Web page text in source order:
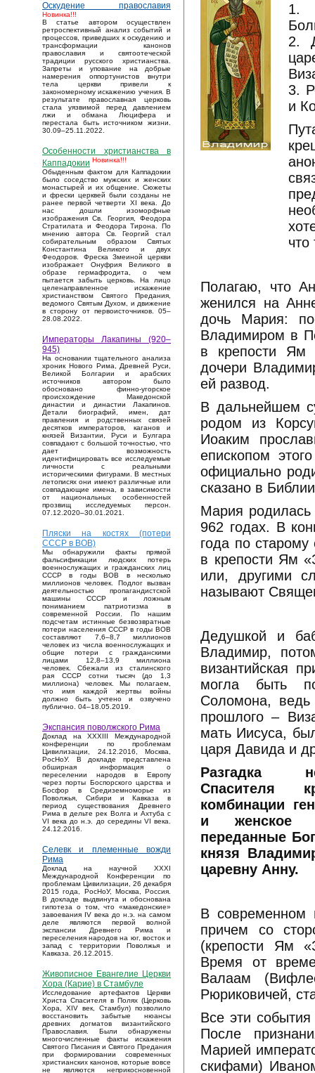
Оскудение православия
Новинка!!!
В статье автором осуществлен
ретроспективный анализ событий и
процессов, приведших к оскудению и
трансформации канонов
православия и святоотеческой
традиции русского христианства.
Запреты и упование на добрые
намерения оппортунистов внутри
тела церкви привели к
закономерному искажению учения. В
результате православная церковь
стала уязвимой перед давлением
лжи и обмана Люцифера и
перестала быть источником жизни.
30.09–25.11.2022.
Особенности христианства в
Каппадокии Новинка!!!
Обыденным фактом для Каппадокии
было соседство мужских и женских
монастырей и их общение. Сюжеты
и фрески церквей были созданы не
ранее первой четверти XI века. До
нас дошли изоморфные
изображения Св. Георгия, Феодора
Стратилата и Феодора Тирона. По
мнению автора Св. Георгий стал
собирательным образом Святых
Константина Великого и двух
Феодоров. Фреска Змеиной церкви
изображает Онуфрия Великого в
образе гермафродита, о чем
пытается забыть церковь. На лицо
целенаправленное искажение
христианством Святого Предания,
ведомого Святым Духом, и движение
в сторону от первоисточников. 05–
28.08.2022.
Императоры Лакапины (920–
945)
На основании тщательного анализа
хроник Нового Рима, Древней Руси,
Великой Болгарии и арабских
источников автором было
обосновано финно-угорское
происхождение Македонской
династии и династии Лакапинов.
Детали биографий, имен, дат
правления и родственных связей
десятков императоров, каганов и
князей Византии, Руси и Булгара
совпадают с большой точностью, что
дает возможность
идентифицировать все исследуемые
личности с реальными
историческими фигурами. В местных
летописях они имеют различные или
совпадающие имена, в зависимости
от национальных особенностей
прозвищ исследуемых персон.
07.12.2020–30.01.2021.
Пляски на костях (потери
СССР в ВОВ)
Мы обнаружили факты прямой
фальсификации людских потерь
военнослужащих и гражданских лиц
СССР в годы ВОВ в несколько
миллионов человек. Подлог вызван
деятельностью пропагандистской
машины СССР и ложным
пониманием патриотизма в
современной России. По нашим
подсчетам истинные безвозвратные
потери населения СССР в годы ВОВ
составляют 7,6–8,7 миллионов
человек из числа военнослужащих и
общие потери с гражданскими
лицами 12,8–13,9 миллиона
человек. Сбежали из сталинского
рая СССР сотни тысяч (до 1,3
миллиона) человек. Мы полагаем,
что имя каждой жертвы войны
должно быть учтено и озвучено
публично. 04–18.05.2019.
Экспансия поволжского Рима
Доклад на XXXIII Международной
конференции по проблемам
Цивилизации, 24.12.2016, Москва,
РосНоУ. В докладе представлена
обширная информация о
переселении народов в Европу
через порты Боспорского царства и
Босфор в Средиземноморье из
Поволжья, Сибири и Кавказа в
период существования Древнего
Рима в дельте рек Волга и Ахтуба с
VI века до н.э. до середины VI века.
24.12.2016.
Селевк и племенные вожди
Рима
Доклад на научной XXXI
Международной Конференции по
проблемам Цивилизации, 26 декабря
2015 года, РосНоУ, Москва, Россия.
В докладе выдвинута и обоснована
гипотеза о том, что «македонские»
завоевания IV века до н.э. на самом
деле являются первой волной
экспансии Древнего Рима и
переселения народов на юг, восток и
запад с территории Поволжья и
Кавказа. 26.12.2015.
Живописное Евангелие Церкви
Хора (Карие) в Стамбуле
Исследование артефактов Церкви
Христа Спасителя в Полях (Церковь
Хора, XIV век, Стамбул) позволило
восстановить забытые нюансы
древних догматов византийского
Православия. Были обнаружены
многочисленные факты искажения
Святого Писания и Святого Предания
при формировании современных
христианских канонов, которые вовсе
не являются неприкосновенной
1.
2.
3.
и
что
Полагаю, что
женился на
дочь Мария:
Владимиром в
в крепости Ям
дочери
ей развод.
В дальнейшем
родом из
Иоаким
епископом
официально
сказано в
Мария
962 годах. В
года по
в крепости Ям
или, другими
называют
Дедушкой и
Владимир,
византийская
могла быть
Соломона,
прошлого –
мать Иисуса,
царя Давида и
Разгадка
Спасителя
комбинации
и женское
переданные
князя
царевну Анну.
В современном
причем со
(крепости Ям
Время от
Валаам
Рюриковичей,
Все эти
После
Марией
скифами)